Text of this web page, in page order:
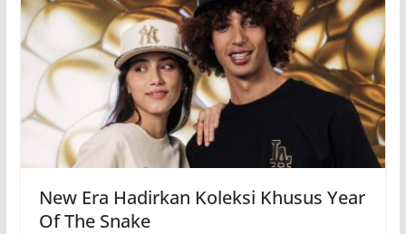
New Era Hadirkan Koleksi Khusus Year
Of The Snake